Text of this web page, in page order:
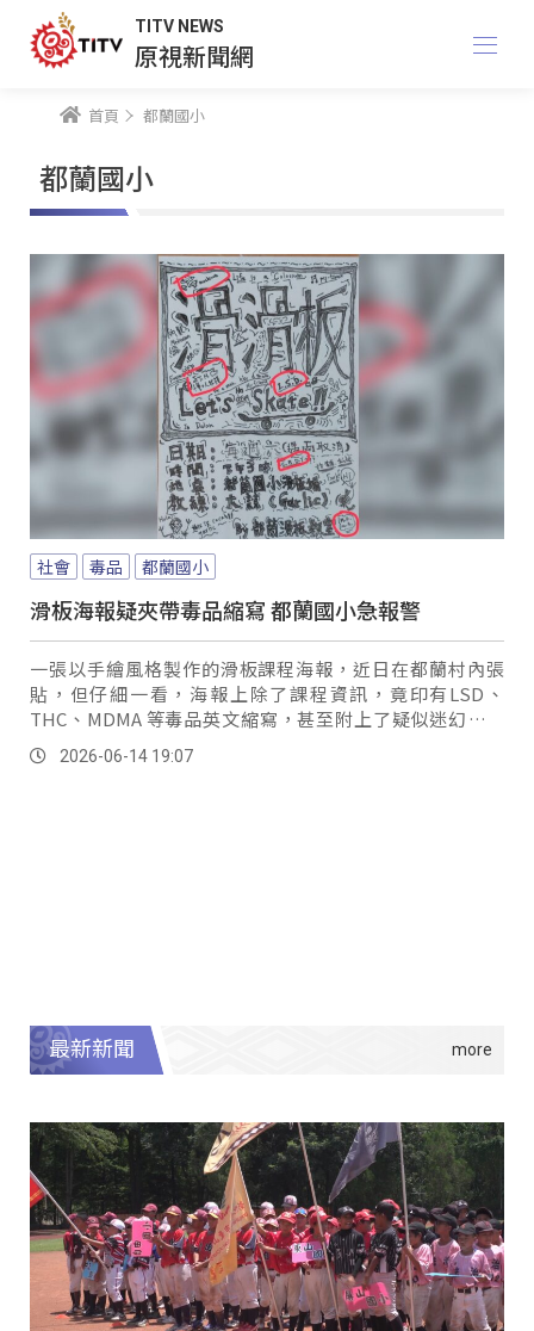
TITV NEWS
原視新聞網
首頁 都蘭國小
都蘭國小
社會 毒品 都蘭國小
滑板海報疑夾帶毒品縮寫 都蘭國小急報警
一張以手繪風格製作的滑板課程海報，近日在都蘭村內張
貼，但仔細一看，海報上除了課程資訊，竟印有LSD、
THC、MDMA 等毒品英文縮寫，甚至附上了疑似迷幻菇的
圖，這種充滿暗示性的內容，搭配「懂的就懂」字樣，讓居
民感到不安，家長更擔心這會對青少年造成錯誤引導，在網
2026-06-14 19:07
最新新聞